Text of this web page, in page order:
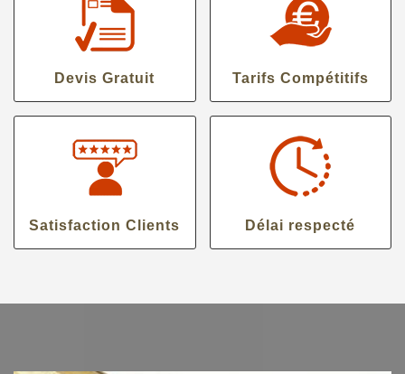
Devis Gratuit Tarifs Compétitifs
Satisfaction Clients Délai respecté